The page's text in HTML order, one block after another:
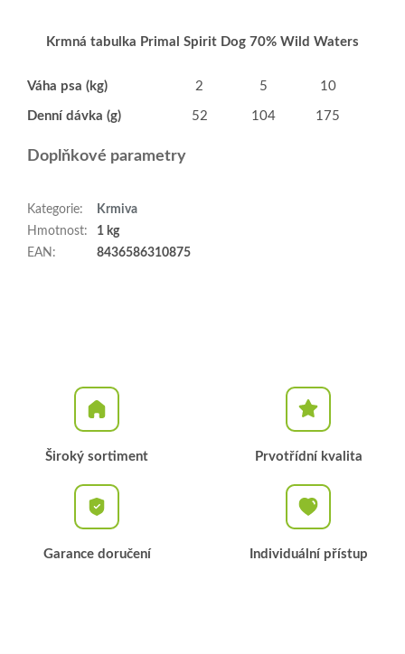
Krmná tabulka Primal Spirit Dog 70% Wild Waters
Váha psa (kg) 2 5 10
Denní dávka (g) 52 104 175
Doplňkové parametry
Kategorie:
Krmiva
Hmotnost:
1 kg
EAN : 8436586310875
Široký sortiment Prvotřídní kvalita
Garance doručení Individuální přístup